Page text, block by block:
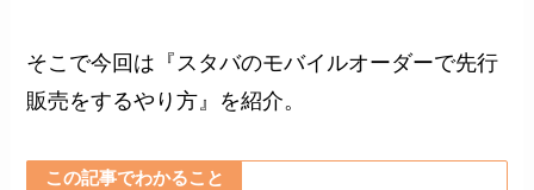
そこで今回は『スタバのモバイルオーダーで先行
販売をするやり方』を紹介。
この記事でわかること